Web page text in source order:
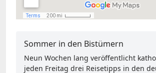
Sommer in den Bistümern
Neun Wochen lang veröffentlicht
jeden Freitag drei Reisetipps in den